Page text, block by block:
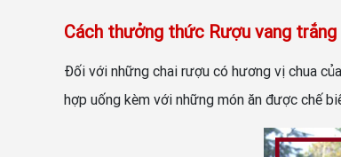
Cách thưởng thức Rượu vang
Đối với những chai rượu có hương vị chua
hợp uống kèm với những món ăn được chế